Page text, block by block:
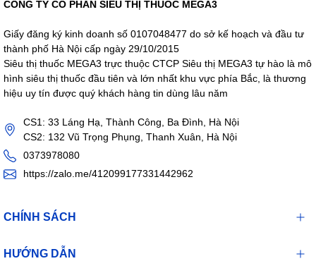
3 Vỉ x 10 Viên
CÔNG TY CỔ PHẦN SIÊU THỊ THUỐC MEGA3
Giấy đăng ký kinh doanh số 0107048477 do sở kế hoạch và đầu tư
thành phố Hà Nội cấp ngày 29/10/2015
Siêu thị thuốc MEGA3 trực thuộc CTCP Siêu thị MEGA3 tự hào là mô
hình siêu thị thuốc đầu tiên và lớn nhất khu vực phía Bắc, là thương
hiệu uy tín được quý khách hàng tin dùng lâu năm
CS1: 33 Láng Hạ, Thành Công, Ba Đình, Hà Nội
CS2: 132 Vũ Trọng Phụng, Thanh Xuân, Hà Nội
0373978080
https://zalo.me/412099177331442962
CHÍNH SÁCH
HƯỚNG DẪN